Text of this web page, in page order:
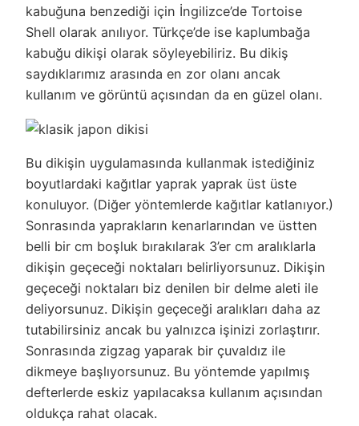
kabuğuna benzediği için İngilizce’de Tortoise
Shell olarak anılıyor. Türkçe’de ise kaplumbağa
kabuğu dikişi olarak söyleyebiliriz. Bu dikiş
saydıklarımız arasında en zor olanı ancak
kullanım ve görüntü açısından da en güzel olanı.
Bu dikişin uygulamasında kullanmak istediğiniz
boyutlardaki kağıtlar yaprak yaprak üst üste
konuluyor. (Diğer yöntemlerde kağıtlar katlanıyor.)
Sonrasında yaprakların kenarlarından ve üstten
belli bir cm boşluk bırakılarak 3’er cm aralıklarla
dikişin geçeceği noktaları belirliyorsunuz. Dikişin
geçeceği noktaları biz denilen bir delme aleti ile
deliyorsunuz. Dikişin geçeceği aralıkları daha az
tutabilirsiniz ancak bu yalnızca işinizi zorlaştırır.
Sonrasında zigzag yaparak bir çuvaldız ile
dikmeye başlıyorsunuz. Bu yöntemde yapılmış
defterlerde eskiz yapılacaksa kullanım açısından
oldukça rahat olacak.